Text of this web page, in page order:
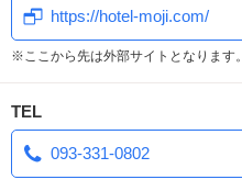
https://hotel-moji.com/
※ここから先は外部サイトとなります。
TEL
093-331-0802